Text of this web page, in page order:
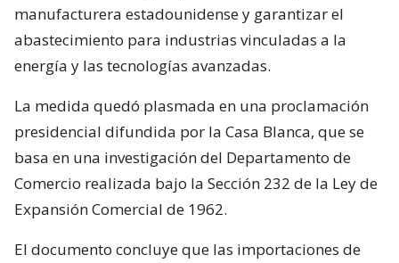
manufacturera estadounidense y garantizar el
abastecimiento para industrias vinculadas a la
energía y las tecnologías avanzadas.
La medida quedó plasmada en una proclamación
presidencial difundida por la Casa Blanca, que se
basa en una investigación del Departamento de
Comercio realizada bajo la Sección 232 de la Ley de
Expansión Comercial de 1962.
El documento concluye que las importaciones de